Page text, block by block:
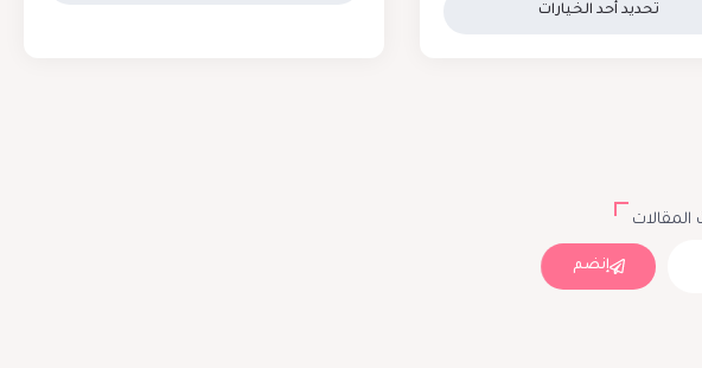
تحديد أحد الخيارات
المقالات
إنضم